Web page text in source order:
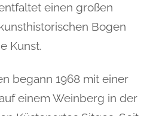
einen großen
Bogen
Kunst.
begann 1968 mit einer
einem Weinberg in der